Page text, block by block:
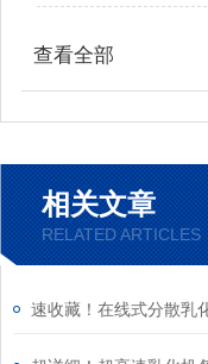
查看全部
相关文章
RELATED ARTICLES